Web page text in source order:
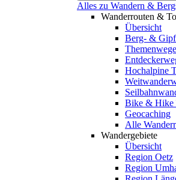
Alles zu Wandern &
Wanderrouten &
Übersicht
Berg- &
Themenwege
Hochalpine
Bike & Hike
Geocaching
Alle
Wandergebiete
Übersicht
Region Oetz
Region